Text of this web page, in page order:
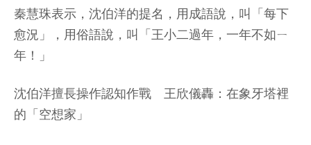
秦慧珠表示，沈伯洋的提名，用成語說，叫「每下
愈況」，用俗語說，叫「王小二過年，一年不如ㄧ
年！」
沈伯洋擅長操作認知作戰 王欣儀轟：在象牙塔裡
的「空想家」